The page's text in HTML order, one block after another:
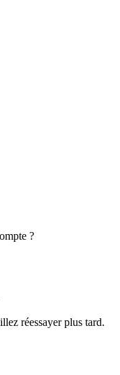
?
réessayer plus tard.